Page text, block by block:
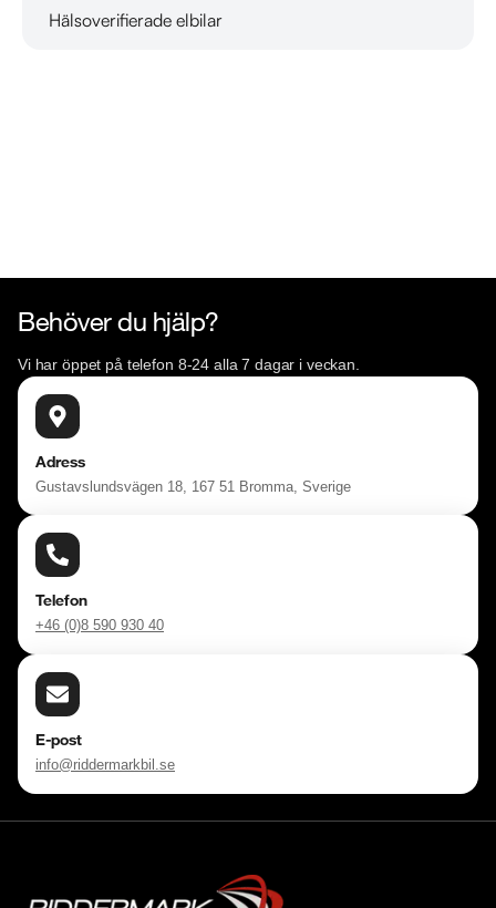
RIDDERMARK BIL TRYGGHETSPAKET:
https://vimeo.com/1011323016
Välkomna!
Hälsoverifierade elbilar
Läs mer om oss
Behöver du hjälp?
Vi har öppet på telefon 8-24 alla 7 dagar i veckan.
Adress
Gustavslundsvägen 18, 167 51 Bromma, Sverige
Telefon
+46 (0)8 590 930 40
E-post
info@riddermarkbil.se